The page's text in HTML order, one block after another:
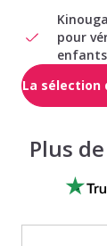
pour
La sélection
Plus de